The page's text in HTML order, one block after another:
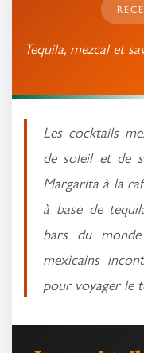
Tequila, mezcal et
Les cocktails
de soleil et de
Margarita à la
à base de
bars du
mexicains
pour voyager le